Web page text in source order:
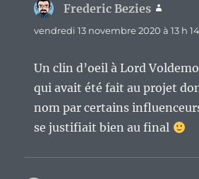
Frederic Bezies
vendredi 13 novembre 2020 à 13 h
Un clin d’oeil à Lord
qui avait été fait au projet
nom par certains
se justifiait bien au final